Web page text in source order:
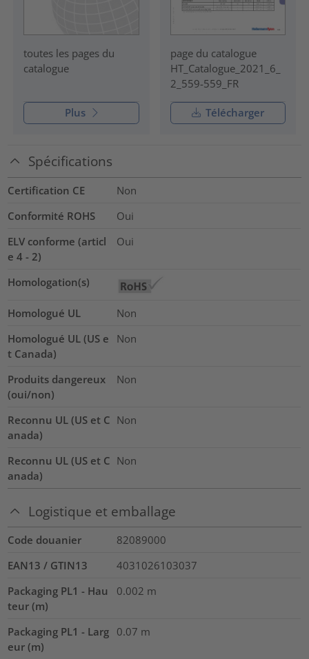
toutes les pages du
catalogue
Plus
page du catalogue
HT_Catalogue_2021_6_
2_559-559_FR
Télécharger
Spécifications
Certification CE
Non
Conformité ROHS
Oui
ELV conforme (articl
e 4 - 2)
Oui
Homologation(s)
Homologué UL
Non
Homologué UL (US e
t Canada)
Non
Produits dangereux
(oui/non)
Non
Reconnu UL (US et C
anada)
Non
Reconnu UL (US et C
anada)
Non
Logistique et emballage
Code douanier
82089000
EAN13 / GTIN13
4031026103037
Packaging PL1 - Hau
teur (m)
0.002 m
Packaging PL1 - Larg
eur (m)
0.07 m